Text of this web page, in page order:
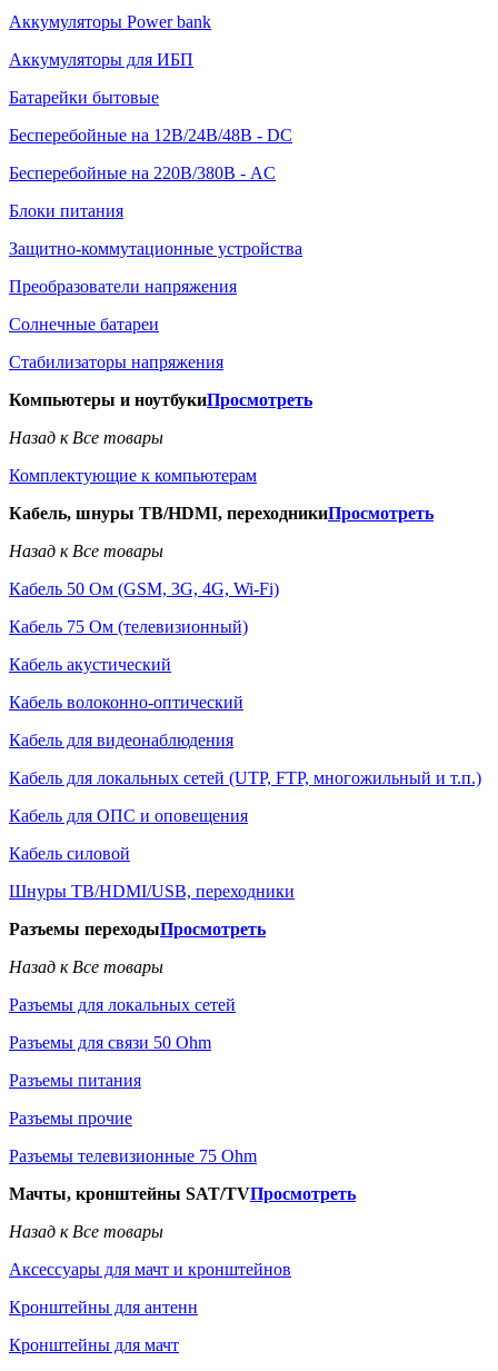
Аккумуляторы Power bank
Аккумуляторы для ИБП
Батарейки бытовые
Бесперебойные на 12В/24В/48В - DC
Бесперебойные на 220В/380В - AC
Блоки питания
Защитно-коммутационные устройства
Преобразователи напряжения
Солнечные батареи
Стабилизаторы напряжения
Компьютеры и ноутбукиПросмотреть
Назад к Все товары
Комплектующие к компьютерам
Кабель, шнуры ТВ/HDMI, переходникиПросмотреть
Назад к Все товары
Кабель 50 Ом (GSM, 3G, 4G, Wi-Fi)
Кабель 75 Ом (телевизионный)
Кабель акустический
Кабель волоконно-оптический
Кабель для видеонаблюдения
Кабель для локальных сетей (UTP, FTP, многожильный и т.п.)
Кабель для ОПС и оповещения
Кабель силовой
Шнуры ТВ/HDMI/USB, переходники
Разъемы переходыПросмотреть
Назад к Все товары
Разъемы для локальных сетей
Разъемы для связи 50 Ohm
Разъемы питания
Разъемы прочие
Разъемы телевизионные 75 Ohm
Мачты, кронштейны SAT/TVПросмотреть
Назад к Все товары
Аксессуары для мачт и кронштейнов
Кронштейны для антенн
Кронштейны для мачт